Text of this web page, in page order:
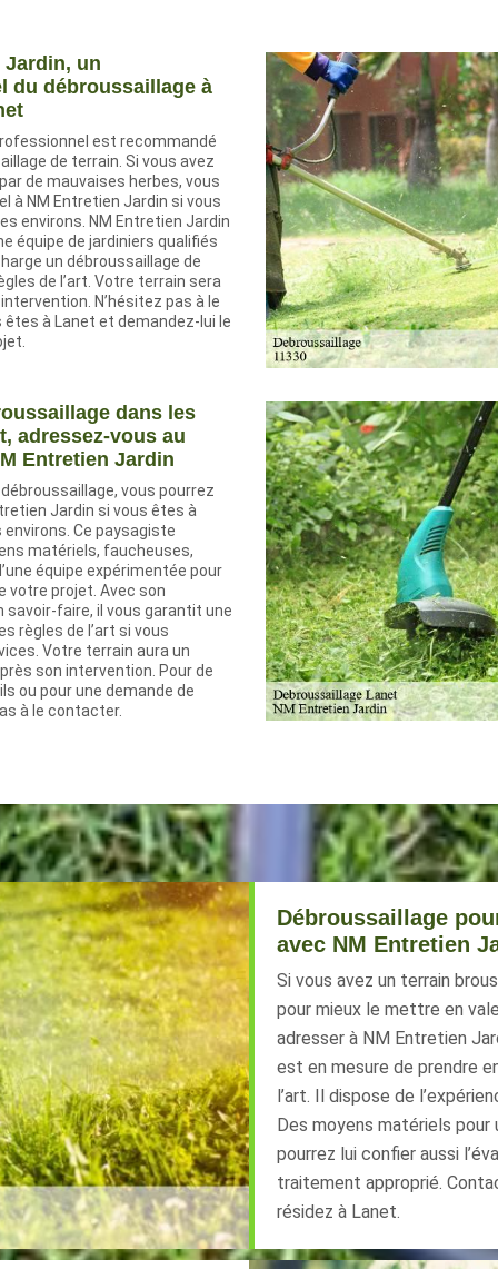
Jardin, un
du débroussaillage à
est recommandé
de terrain. Si vous avez
de mauvaises herbes, vous
à NM Entretien Jardin si vous
environs. NM Entretien Jardin
équipe de jardiniers qualifiés
un débroussaillage de
de l’art. Votre terrain sera
N’hésitez pas à le
à Lanet et demandez-lui le
dans les
adressez-vous au
Entretien Jardin
vous pourrez
Jardin si vous êtes à
environs. Ce paysagiste
matériels, faucheuses,
équipe expérimentée pour
votre projet. Avec son
savoir-faire, il vous garantit une
règles de l’art si vous
Votre terrain aura un
son intervention. Pour de
ou pour une demande de
à le contacter.
Débroussaillage
avec NM Entretien
Si vous avez un terrain
pour mieux le mettre en
adresser à NM Entretien
est en mesure de prendre
l’art. Il dispose de
Des moyens matériels
pourrez lui confier aussi
traitement approprié.
résidez à Lanet.